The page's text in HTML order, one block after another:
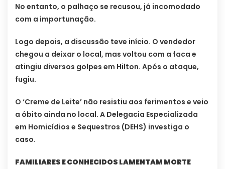
No entanto, o palhaço se recusou, já incomodado
com a importunação.
Logo depois, a discussão teve início. O vendedor
chegou a deixar o local, mas voltou com a faca e
atingiu diversos golpes em Hilton. Após o ataque,
fugiu.
O ‘Creme de Leite’ não resistiu aos ferimentos e veio
a óbito ainda no local. A Delegacia Especializada
em Homicídios e Sequestros (DEHS) investiga o
caso.
FAMILIARES E CONHECIDOS LAMENTAM MORTE